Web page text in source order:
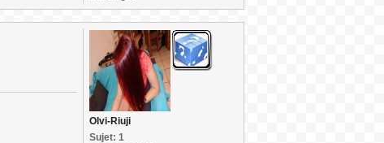
Olvi-Riuji
Sujet: 1